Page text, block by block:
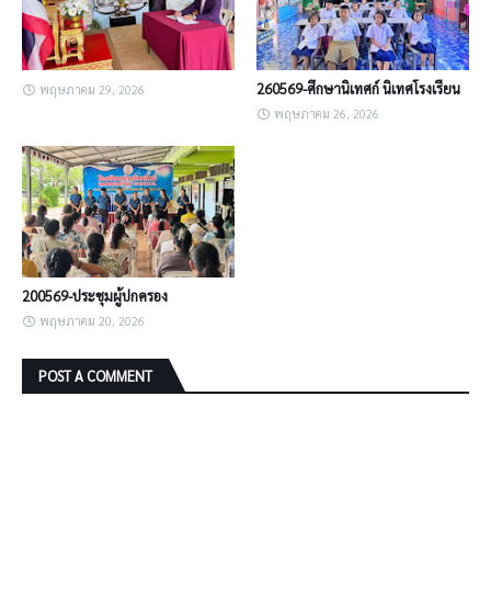
พฤษภาคม 29, 2026 260569-ศึกษานิเทศก์ นิเทศโรงเรียน
พฤษภาคม 26, 2026
200569-ประชุมผู้ปกครอง
พฤษภาคม 20, 2026
POST A COMMENT